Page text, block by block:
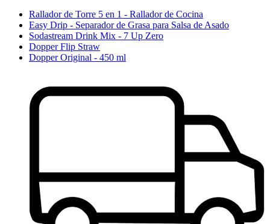
Rallador de Torre 5 en 1 - Rallador de Cocina
Easy Drip - Separador de Grasa para Salsa de Asado
Sodastream Drink Mix - 7 Up Zero
Dopper Flip Straw
Dopper Original - 450 ml